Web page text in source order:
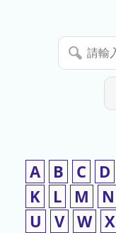
暫
停
請
輸
A B C D
K
L M N
U
V W X